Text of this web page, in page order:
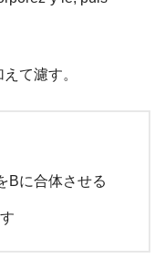
て濾す。
Bに合体させる